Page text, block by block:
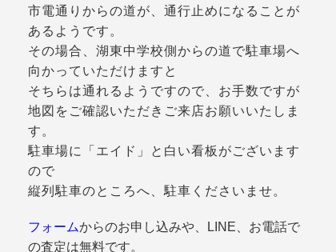
市電通りからの道が、通行止めになることが
あるようです。
その場合、湖東中学校側からの道で駐車場へ
向かっていただけますと
そちらは通れるようですので、お手数ですが
地図をご確認いただきご来店お願いいたしま
す。
駐車場に「エイド」と白い看板がございます
ので
縦列駐車のところへ、駐車くださいませ。
フォームからのお申し込みや、LINE、お電話で
の査定は無料です。